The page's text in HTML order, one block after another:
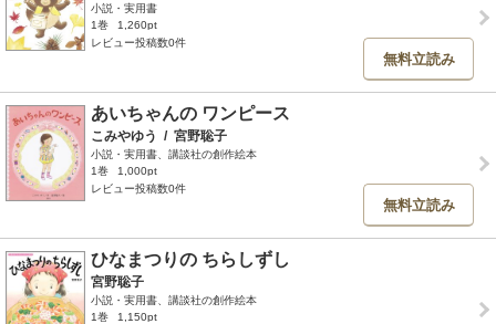
小説・実用書
1巻
1,260pt
レビュー投稿数0件
無料立読み
あいちゃんの ワンピース
こみやゆう / 宮野聡子
小説・実用書、講談社の創作絵本
1巻
1,000pt
レビュー投稿数0件
無料立読み
ひなまつりの ちらしずし
宮野聡子
小説・実用書、講談社の創作絵本
1巻
1,150pt